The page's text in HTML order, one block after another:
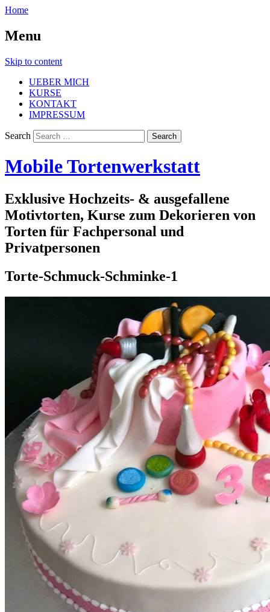
Home
Menu
Skip to content
UEBER MICH
KURSE
KONTAKT
IMPRESSUM
Search
Mobile Tortenwerkstatt
Exklusive Hochzeits- & ausgefallene
Motivtorten, Kurse zum Dekorieren von
Torten für Fachpersonal und
Privatpersonen
Torte-Schmuck-Schminke-1